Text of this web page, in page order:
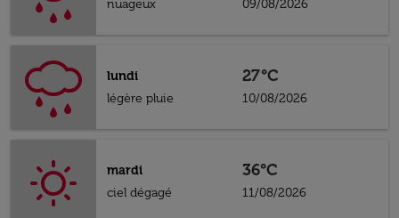
nuageux
09/08/2026
lundi
légère pluie
27°C
10/08/2026
mardi
ciel dégagé
36°C
11/08/2026